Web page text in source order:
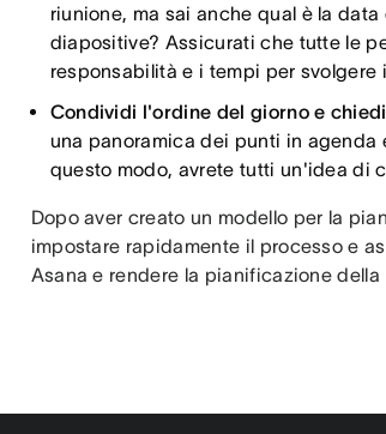
riunione, ma sai anche qual è la
diapositive? Assicurati che tutte le
responsabilità e i tempi per svolgere
Condividi l'ordine del giorno e
una panoramica dei punti in
questo modo, avrete tutti un'idea di
Dopo aver creato un modello per la
impostare rapidamente il processo e
Asana e rendere la pianificazione